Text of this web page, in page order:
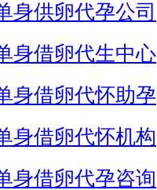
身供卵代孕公司
身借卵代生中心
身借卵代怀助孕
身借卵代怀机构
身借卵代孕咨询